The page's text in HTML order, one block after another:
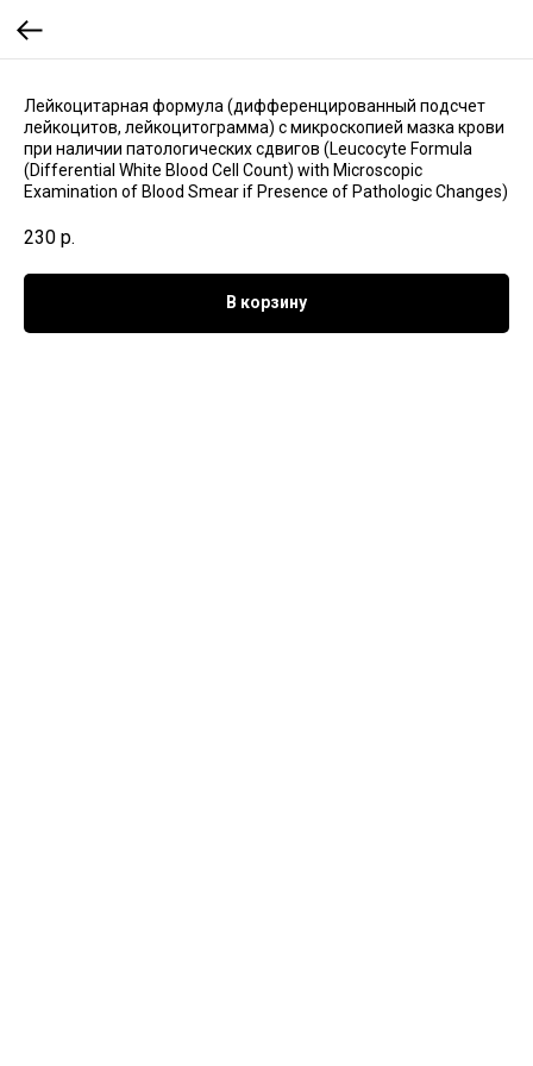
Лейкоцитарная формула (дифференцированный подсчет
лейкоцитов, лейкоцитограмма) с микроскопией мазка крови
при наличии патологических сдвигов (Leucocyte Formula
(Differential White Blood Cell Count) with Microscopic
Examination of Blood Smear if Presence of Pathologic Changes)
230 р.
В корзину